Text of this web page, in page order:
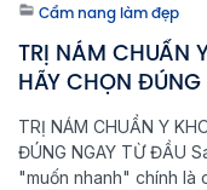
Cẩm nang làm đẹp
TRỊ NÁM CHUẨN
HÃY CHỌN ĐÚNG
TRỊ NÁM CHUẨN Y
ĐÚNG NGAY TỪ ĐẦU
"muốn nhanh" chính là